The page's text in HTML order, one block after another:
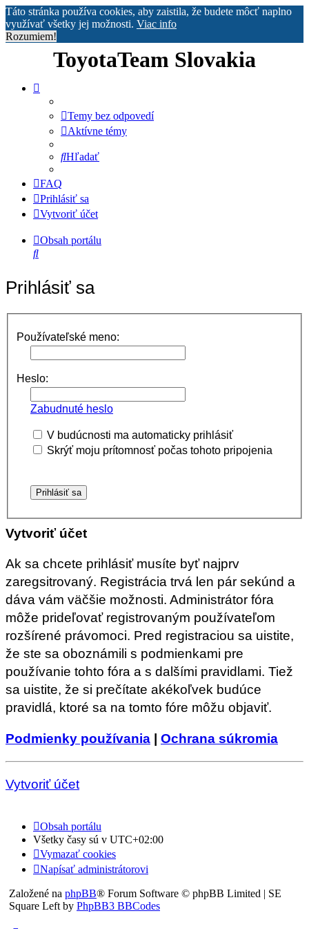
Táto stránka používa cookies, aby zaistila, že budete môcť naplno
využívať všetky jej možnosti. Viac info
Rozumiem!
ToyotaTeam Slovakia
Temy bez odpovedí
Aktívne témy
Hľadať
FAQ
Prihlásiť sa
Vytvoriť účet
Obsah portálu
Hľadať
Prihlásiť sa
Používateľské meno:
Heslo:
Zabudnuté heslo
V budúcnosti ma automaticky prihlásiť
Skrýť moju prítomnosť počas tohoto pripojenia
Vytvoriť účet
Ak sa chcete prihlásiť musíte byť najprv
zaregsitrovaný. Registrácia trvá len pár sekúnd a
dáva vám väčšie možnosti. Administrátor fóra
môže prideľovať registrovaným používateľom
rozšírené právomoci. Pred registraciou sa uistite,
že ste sa oboznámili s podmienkami pre
používanie tohto fóra a s dalšími pravidlami. Tiež
sa uistite, že si prečítate akékoľvek budúce
pravidlá, ktoré sa na tomto fóre môžu objaviť.
Podmienky používania | Ochrana súkromia
Vytvoriť účet
Obsah portálu
Všetky časy sú v UTC+02:00
Vymazať cookies
Napísať administrátorovi
Založené na phpBB® Forum Software © phpBB Limited | SE
Square Left by PhpBB3 BBCodes